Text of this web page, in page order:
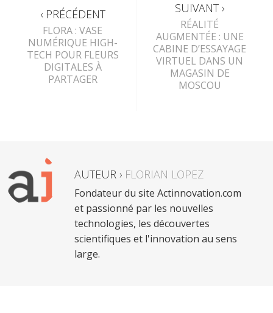
‹ PRÉCÉDENT
FLORA : VASE
NUMÉRIQUE HIGH-
TECH POUR FLEURS
DIGITALES À
PARTAGER
SUIVANT ›
RÉALITÉ
AUGMENTÉE : UNE
CABINE D’ESSAYAGE
VIRTUEL DANS UN
MAGASIN DE
MOSCOU
AUTEUR › FLORIAN LOPEZ
Fondateur du site Actinnovation.com
et passionné par les nouvelles
technologies, les découvertes
scientifiques et l'innovation au sens
large.